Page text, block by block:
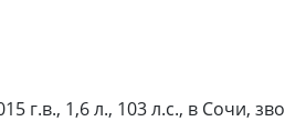
г.в., 1,6 л., 103 л.с., в Сочи,